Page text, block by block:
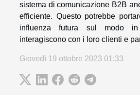
sistema di comunicazione B2B
efficiente. Questo potrebbe
influenza futura sul modo
interagiscono con i loro clienti e
Giovedì 19 ottobre 2023 01:33